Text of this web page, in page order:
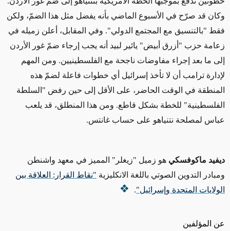
عن المؤلفين
وكان قد صرّح في الأسبوع الماضي بأنه يفضل مثل هذا الضمّ، ولكن
فقط "بالتنسيق مع المجتمع الدولي". وفي المقابل، أعلن زميله في
زعامة حزب "أزرق أبيض" يائير لبيد أنه يجب إرجاء ضمّ غور الأردن
إلى ما بعد إجراء مفاوضات ناجحة مع الفلسطينيين. ومن المهم
لإدارة ترامب أن لا تأخذ إسرائيل أي خطوات فاعلة لضمّ هذه
المنطقة في الوقت الحاضر، على الأقل إلى حين رفض "السلطة
الفلسطينية" للخطة بشكل قاطع. ومن هذا المنطلق، قد يلعب
عباس لمصلحة نتنياهو على حساب غانتس.
ديفيد ماكوفسكي هو زميل "زيغلر" المميز في معهد واشنطن
ومبادر التدوين الصوتي باللغة الانكليزية "نقاط القرار: العلاقة بين
الولايات المتحدة وإسرائيل".